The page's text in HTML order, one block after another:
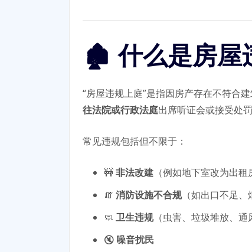
🏚️ 什么是房屋
“房屋违规上庭”是指因房产存在不符合
往法院或行政法庭出席听证会或接受处罚
常见违规包括但不限于：
🚧非法改建 （例如地下室改为出租
🧯 消防设施不合规（如出口不足、
🧼 卫生违规（虫害、垃圾堆放、通
🔇 噪音扰民